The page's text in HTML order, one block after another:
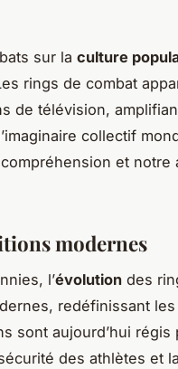
sur la culture
rings de combat
de télévision,
collectif
et notre
modernes
l’évolution des
redéfinissant
sont aujourd’hui régis
des athlètes et